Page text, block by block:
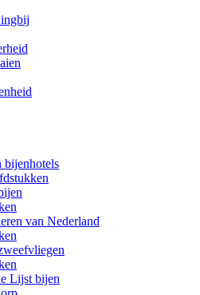
bijenhotels
van Nederland
Lijst bijen